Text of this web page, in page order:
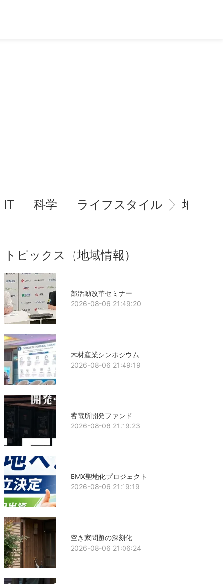
IT 科学 ライフスタイル 地域情
トピックス（地域情報）
部活動改革セミナー
2026-08-06 21:49:20
木材産業シンポジウム
2026-08-06 21:49:19
蓄電所開発ファンド
2026-08-06 21:19:23
BMX聖地化プロジェクト
2026-08-06 21:19:19
空き家問題の深刻化
2026-08-06 21:06:24